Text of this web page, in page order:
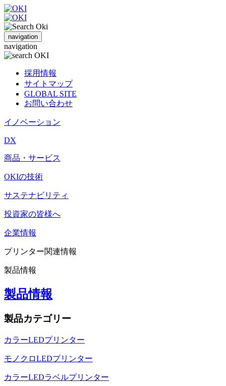
navigation
navigation
採用情報
サイトマップ
GLOBAL SITE
お問い合わせ
イノベーション
DX
商品・サービス
OKIの技術
サステナビリティ
投資家の皆様へ
企業情報
プリンター関連情報
製品情報
製品情報
製品カテゴリー
カラーLEDプリンター
モノクロLEDプリンター
カラーLEDラベルプリンター